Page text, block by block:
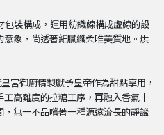
裝構成，運用紡織線構成虛線的設
象，尚透著細膩纖柔唯美質地。烘
宮御廚精製獻予皇帝作為甜點享用，
高難度的拉糖工序，再融入香氣十
無一不品嚐著一種源遠流長的靜謐